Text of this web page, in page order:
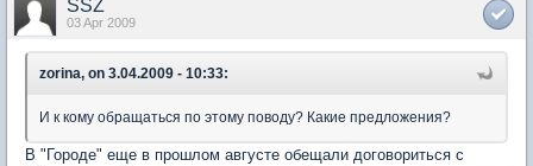
SSZ
03 Apr 2009
zorina, on 3.04.2009 - 10:33:
И к кому обращаться по этому поводу? Какие предложения?
В "Городе" еще в прошлом августе обещали договориться с